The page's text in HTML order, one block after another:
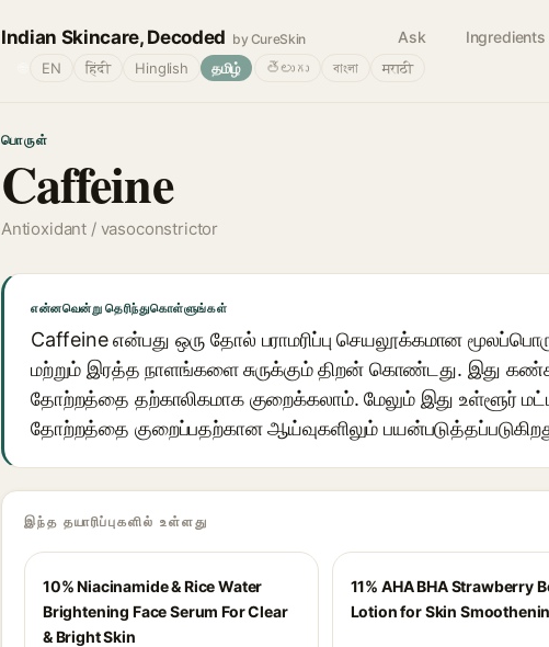
Indian Skincare, Decoded by CureSkin Ask Ingredients
EN हिंदी Hinglish தமிழ் తెలుగు বাংলা मराठी
பொருள்
Caffeine
Antioxidant / vasoconstrictor
என்னவென்று தெரிந்துகொள்ளுங்கள்
Caffeine என்பது ஒரு தோல் பராமரிப்பு செயலூக்கமான
மற்றும் இரத்த நாளங்களை சுருக்கும் திறன் கொண்டது. இது
தோற்றத்தை தற்காலிகமாக குறைக்கலாம். மேலும் இது உள்ளூர்
தோற்றத்தை குறைப்பதற்கான ஆய்வுகளிலும்
இந்த தயாரிப்புகளில் உள்ளது
10% Niacinamide & Rice Water
Brightening Face Serum For Clear
& Bright Skin
11% AHA BHA Strawberry
Lotion for Skin